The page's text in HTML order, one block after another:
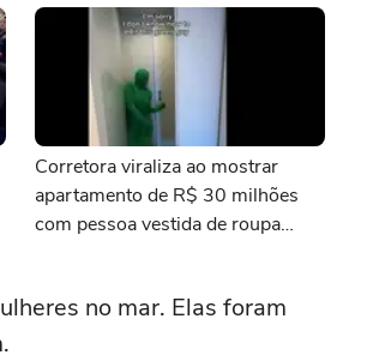
Corretora viraliza ao mostrar
apartamento de R$ 30 milhões
com pessoa vestida de roupa
no mar. Elas foram